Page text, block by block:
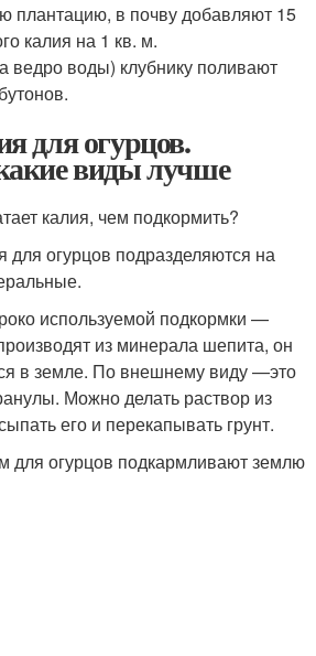
плантацию, в почву добавляют 15
калия на 1 кв. м.
ведро воды) клубнику поливают
для огурцов.
виды лучше
калия, чем подкормить?
для огурцов подразделяются на
используемой подкормки —
из минерала шепита, он
в земле. По внешнему виду —это
Можно делать раствор из
его и перекапывать грунт.
для огурцов подкармливают землю